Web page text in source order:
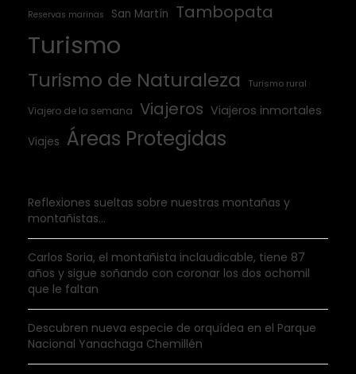
Reservas marinas San Martín Tambopata
Turismo
Turismo de Naturaleza Turismo rural
Viajero de la semana Viajeros Viajeros inmortales
Viajes Áreas Protegidas
Reflexiones sueltas sobre nuestras montañas y
montañistas…
Carlos Soria, el montañista inclaudicable, tiene 87
años y sigue soñando con coronar los dos ochomil
que le faltan
Descubren nueva especie de orquídea en el Parque
Nacional Yanachaga Chemillén